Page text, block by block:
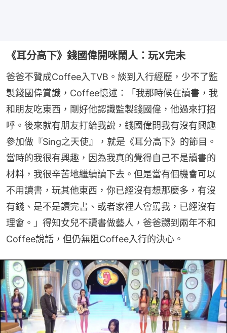
《耳分高下》錢國偉開咪鬧人：玩X完未
爸爸不贊成Coffee入TVB。談到入行經歷，少不了監
製錢國偉賞識，Coffee憶述：「我那時候在讀書，我
和朋友吃東西，剛好他認識監製錢國偉，他過來打招
呼。後來就有朋友打給我說，錢國偉問我有沒有興趣
參加做『Sing之天使』，就是《耳分高下》的節目。
當時的我很有興趣，因為我真的覺得自己不是讀書的
材料，我很辛苦地繼續讀下去。但是當有個機會可以
不用讀書，玩其他東西，你已經沒有想那麼多，有沒
有錢、是不是讀完書、或者家裡人會罵我，已經沒有
理會。」得知女兒不讀書做藝人，爸爸嬲到兩年不和
Coffee說話，但仍無阻Coffee入行的決心。